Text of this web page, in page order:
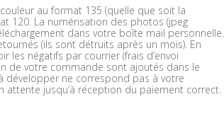
au format 135 (quelle que soit la
120. La numérisation des photos (jpeg
dans votre boîte mail personnelle.
(ils sont détruits après un mois). En
les négatifs par courrier (frais d’envoi
de votre commande sont ajoutés dans le
développer ne correspond pas à votre
attente jusqu’à réception du paiement correct.